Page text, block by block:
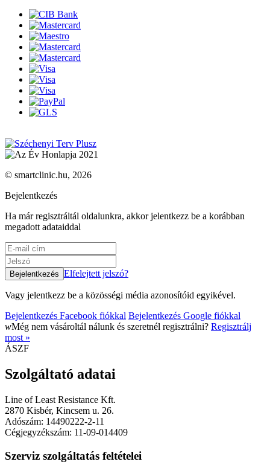
© smartclinic.hu, 2026
Bejelentkezés
Ha már regisztráltál oldalunkra, akkor jelentkezz be a korábban
megadott adataiddal
Elfelejtett jelszó?
Vagy jelentkezz be a közösségi média azonosítóid egyikével.
Bejelentkezés Facebook fiókkal Bejelentkezés Google fiókkal
wMég nem vásároltál nálunk és szeretnél regisztrálni? Regisztrálj
most »
ÁSZF
Szolgáltató adatai
Line of Least Resistance Kft.
2870 Kisbér, Kincsem u. 26.
Adószám: 14490222-2-11
Cégjegyzékszám: 11-09-014409
Szerviz szolgáltatás feltételei